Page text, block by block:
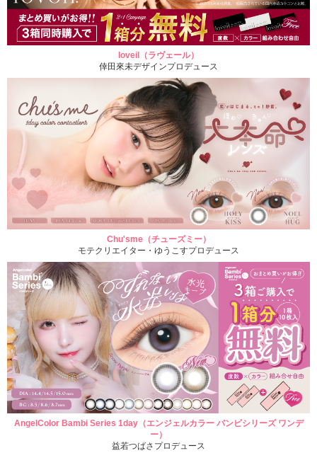
loveil（ラヴェール）
倖田來未デザインプロデュース
Chu'sme（チューズミー）
モテクリエイター・ゆうこすプロデュース
AngelColor Bambi Series 1day（エンジェルカラー バンビシリーズ ワンデ
ー）
益若つばさプロデュース